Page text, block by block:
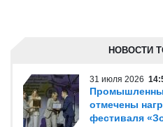
НОВОСТИ
31 июля 2026
отмечены
фестиваля